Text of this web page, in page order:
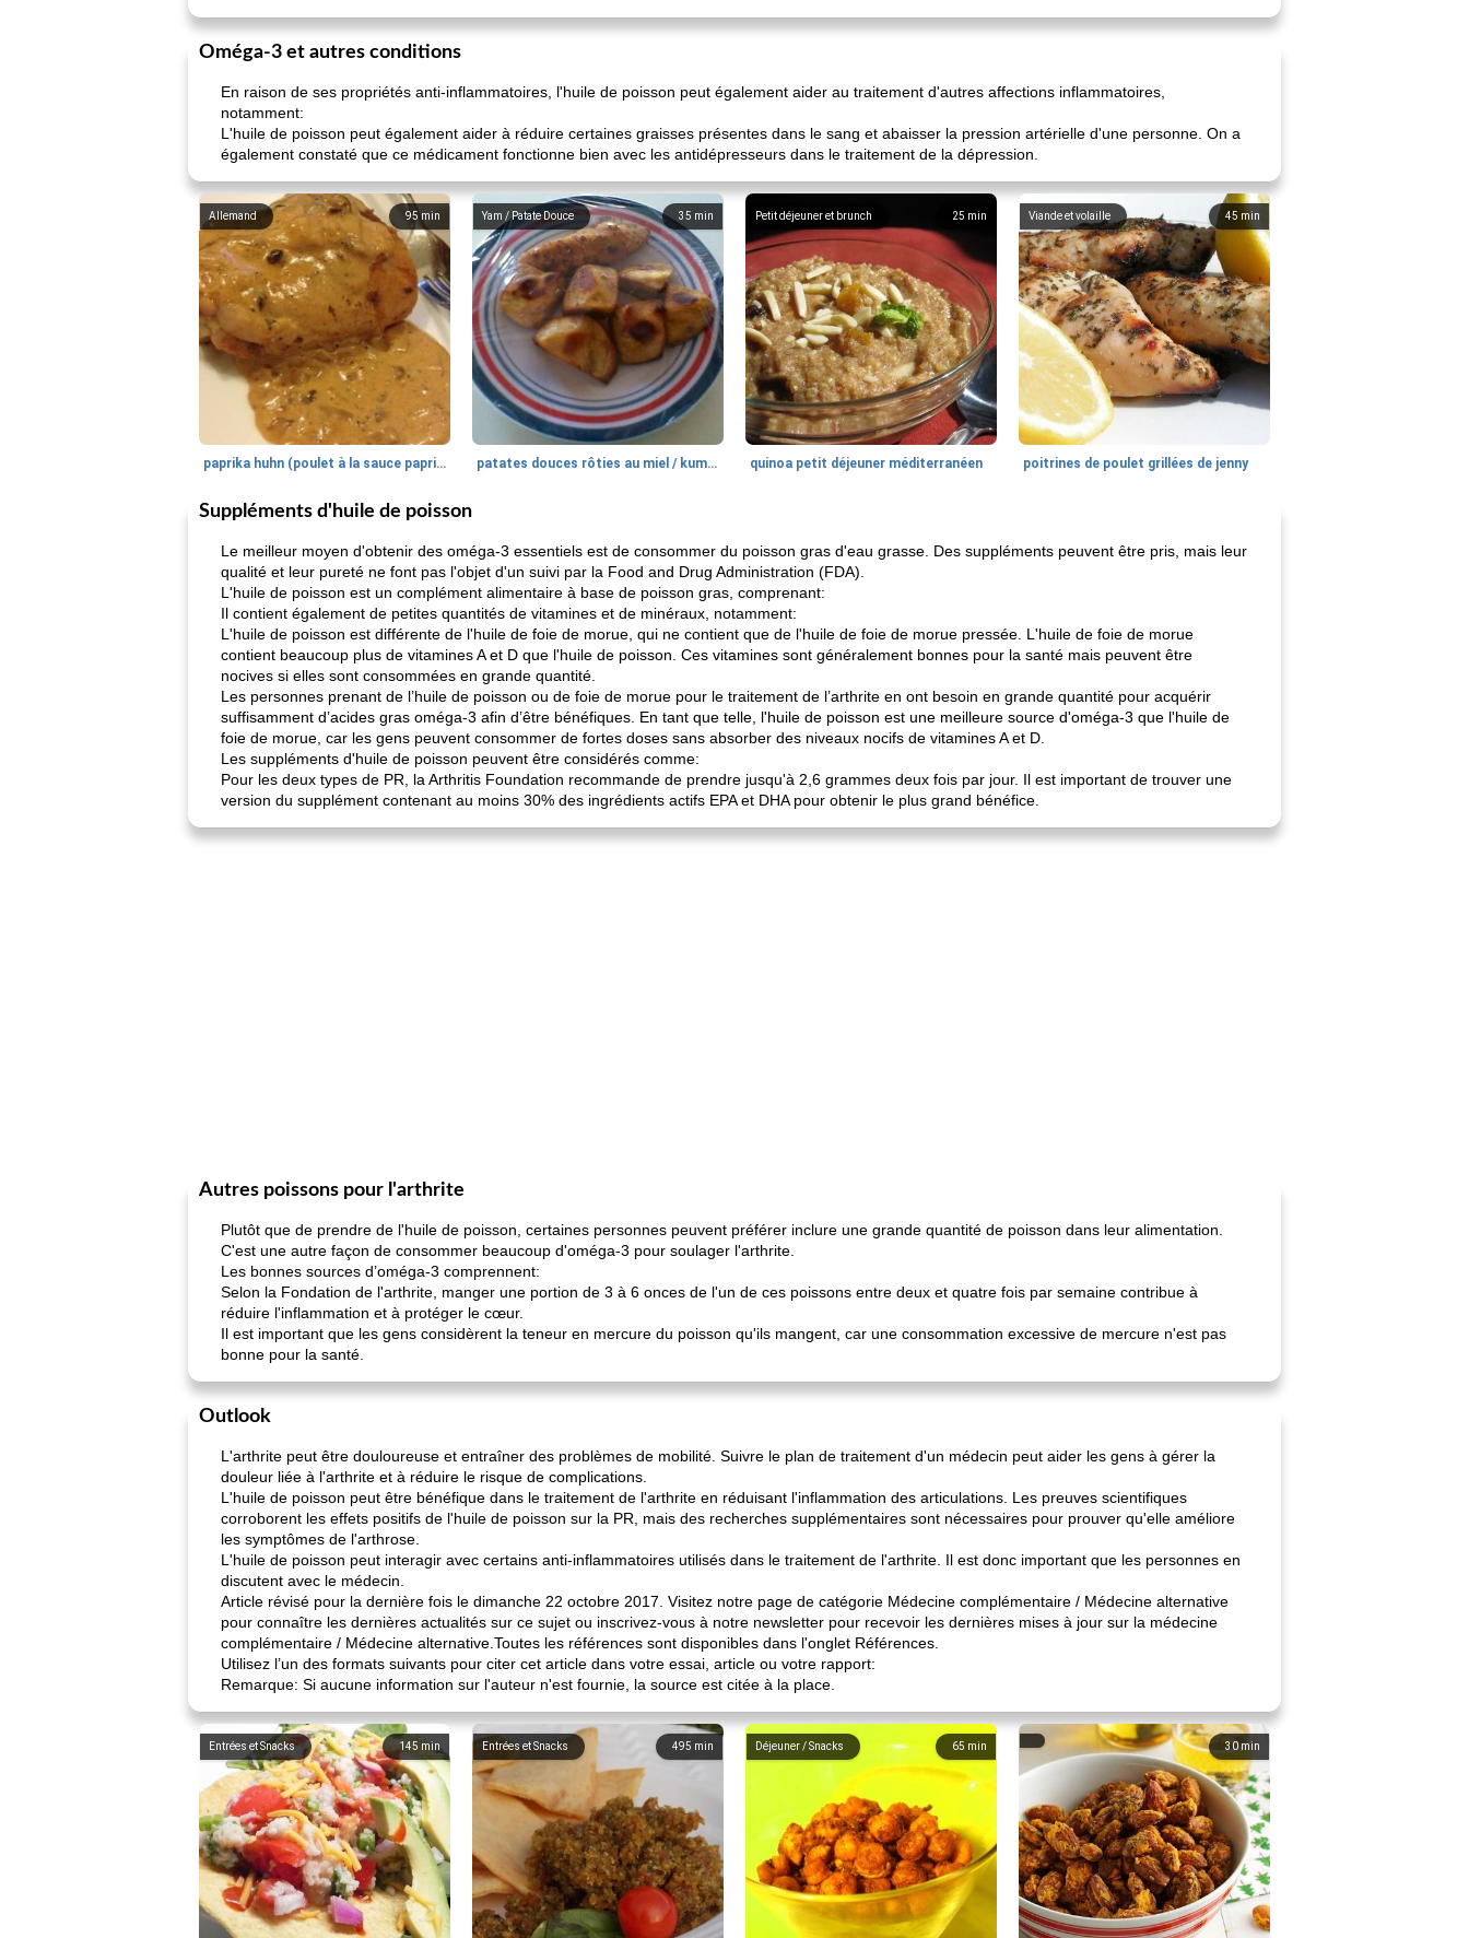
Oméga-3 et autres conditions
En raison de ses propriétés anti-inflammatoires, l'huile de poisson peut également aider au traitement d'autres affections inflammatoires,
notamment:
L'huile de poisson peut également aider à réduire certaines graisses présentes dans le sang et abaisser la pression artérielle d'une personne. On a
également constaté que ce médicament fonctionne bien avec les antidépresseurs dans le traitement de la dépression.
95min
Allemand
paprika huhn (poulet à la sauce paprika).
35 min
Yam / Patate Douce
patates douces rôties au miel / kumara
25 min
Petit déjeuner et brunch
quinoa petit déjeuner méditerranéen
45 min
Viande et volaille
poitrines de poulet grillées de jenny
Suppléments d'huile de poisson
Le meilleur moyen d'obtenir des oméga-3 essentiels est de consommer du poisson gras d'eau grasse. Des suppléments peuvent être pris, mais leur
qualité et leur pureté ne font pas l'objet d'un suivi par la Food and Drug Administration (FDA).
L'huile de poisson est un complément alimentaire à base de poisson gras, comprenant:
Il contient également de petites quantités de vitamines et de minéraux, notamment:
L'huile de poisson est différente de l'huile de foie de morue, qui ne contient que de l'huile de foie de morue pressée. L'huile de foie de morue
contient beaucoup plus de vitamines A et D que l'huile de poisson. Ces vitamines sont généralement bonnes pour la santé mais peuvent être
nocives si elles sont consommées en grande quantité.
Les personnes prenant de l’huile de poisson ou de foie de morue pour le traitement de l’arthrite en ont besoin en grande quantité pour acquérir
suffisamment d’acides gras oméga-3 afin d’être bénéfiques. En tant que telle, l'huile de poisson est une meilleure source d'oméga-3 que l'huile de
foie de morue, car les gens peuvent consommer de fortes doses sans absorber des niveaux nocifs de vitamines A et D.
Les suppléments d'huile de poisson peuvent être considérés comme:
Pour les deux types de PR, la Arthritis Foundation recommande de prendre jusqu'à 2,6 grammes deux fois par jour. Il est important de trouver une
version du supplément contenant au moins 30% des ingrédients actifs EPA et DHA pour obtenir le plus grand bénéfice.
Autres poissons pour l'arthrite
Plutôt que de prendre de l'huile de poisson, certaines personnes peuvent préférer inclure une grande quantité de poisson dans leur alimentation.
C'est une autre façon de consommer beaucoup d'oméga-3 pour soulager l'arthrite.
Les bonnes sources d’oméga-3 comprennent:
Selon la Fondation de l'arthrite, manger une portion de 3 à 6 onces de l'un de ces poissons entre deux et quatre fois par semaine contribue à
réduire l'inflammation et à protéger le cœur.
Il est important que les gens considèrent la teneur en mercure du poisson qu'ils mangent, car une consommation excessive de mercure n'est pas
bonne pour la santé.
Outlook
L'arthrite peut être douloureuse et entraîner des problèmes de mobilité. Suivre le plan de traitement d'un médecin peut aider les gens à gérer la
douleur liée à l'arthrite et à réduire le risque de complications.
L'huile de poisson peut être bénéfique dans le traitement de l'arthrite en réduisant l'inflammation des articulations. Les preuves scientifiques
corroborent les effets positifs de l'huile de poisson sur la PR, mais des recherches supplémentaires sont nécessaires pour prouver qu'elle améliore
les symptômes de l'arthrose.
L'huile de poisson peut interagir avec certains anti-inflammatoires utilisés dans le traitement de l'arthrite. Il est donc important que les personnes en
discutent avec le médecin.
Article révisé pour la dernière fois le dimanche 22 octobre 2017. Visitez notre page de catégorie Médecine complémentaire / Médecine alternative
pour connaître les dernières actualités sur ce sujet ou inscrivez-vous à notre newsletter pour recevoir les dernières mises à jour sur la médecine
complémentaire / Médecine alternative.Toutes les références sont disponibles dans l'onglet Références.
Utilisez l’un des formats suivants pour citer cet article dans votre essai, article ou votre rapport:
Remarque: Si aucune information sur l'auteur n'est fournie, la source est citée à la place.
145 min
Entrées et Snacks 495 min
Entrées et Snacks 65 min
Déjeuner / Snacks 30min